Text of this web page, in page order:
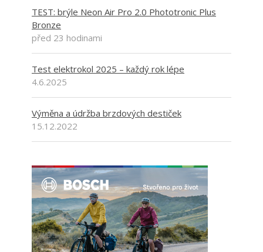
TEST: brýle Neon Air Pro 2.0 Phototronic Plus
Bronze
před 23 hodinami
Test elektrokol 2025 – každý rok lépe
4.6.2025
Výměna a údržba brzdových destiček
15.12.2022